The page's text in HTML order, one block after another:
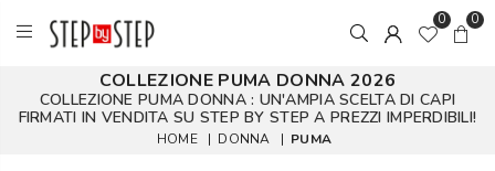
0 0
COLLEZIONE PUMA DONNA 2026
COLLEZIONE PUMA DONNA : UN'AMPIA SCELTA DI CAPI
FIRMATI IN VENDITA SU STEP BY STEP A PREZZI IMPERDIBILI!
HOME | DONNA | PUMA